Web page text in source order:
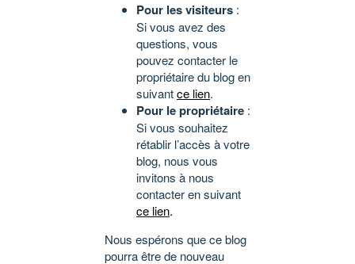
Pour les visiteurs :
Si vous avez des
questions, vous
pouvez contacter le
propriétaire du blog en
suivantce lien.
Pour le propriétaire :
Si vous souhaitez
rétablir l’accès à votre
blog, nous vous
invitons à nous
contacter en suivant
ce lien.
Nous espérons que ce blog
pourra être de nouveau